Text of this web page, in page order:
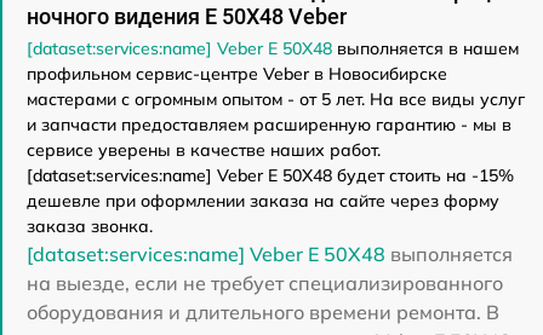
ночного видения E 50X48 Veber
[dataset:services:name] Veber E 50X48 выполняется в нашем
профильном сервис-центре Veber в Новосибирске
мастерами с огромным опытом - от 5 лет. На все виды услуг
и запчасти предоставляем расширенную гарантию - мы в
сервисе уверены в качестве наших работ.
[dataset:services:name] Veber E 50X48 будет стоить на -15%
дешевле при оформлении заказа на сайте через форму
заказа звонка.
[dataset:services:name] Veber E 50X48 выполняется
на выезде, если не требует специализированного
оборудования и длительного времени ремонта. В